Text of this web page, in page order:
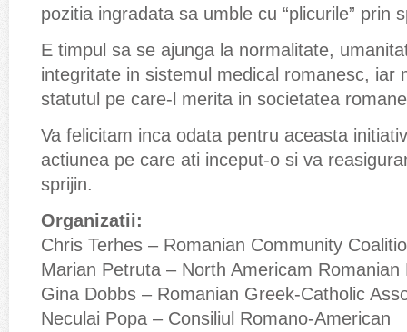
pozitia ingradata sa umble cu “plicurile” prin
E timpul sa se ajunga la normalitate,
integritate in sistemul medical romanesc, iar
statutul pe care-l merita in societatea
Va felicitam inca odata pentru aceasta
actiunea pe care ati inceput-o si va
sprijin.
Organizatii:
Chris Terhes – Romanian Community
Marian Petruta – North Americam Romanian
Gina Dobbs – Romanian Greek-Catholic
Neculai Popa – Consiliul Romano-American